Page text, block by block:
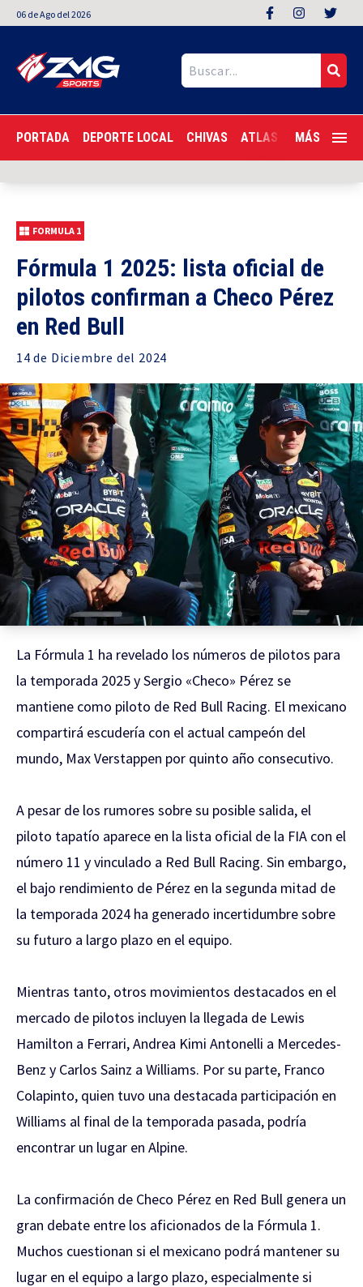
06 deAgo del 2026
PORTADA DEPORTE LOCAL CHIVAS ATLAS LIGA MX
MÁS
FORMULA 1
Fórmula 1 2025: lista oficial de
pilotos confirman a Checo Pérez
en Red Bull
14 de Diciembre del 2024
La Fórmula 1 ha revelado los números de pilotos para
la temporada 2025 y Sergio «Checo» Pérez se
mantiene como piloto de Red Bull Racing. El mexicano
compartirá escudería con el actual campeón del
mundo, Max Verstappen por quinto año consecutivo.
A pesar de los rumores sobre su posible salida, el
piloto tapatío aparece en la lista oficial de la FIA con el
número 11 y vinculado a Red Bull Racing. Sin embargo,
el bajo rendimiento de Pérez en la segunda mitad de
la temporada 2024 ha generado incertidumbre sobre
su futuro a largo plazo en el equipo.
Mientras tanto, otros movimientos destacados en el
mercado de pilotos incluyen la llegada de Lewis
Hamilton a Ferrari, Andrea Kimi Antonelli a Mercedes-
Benz y Carlos Sainz a Williams. Por su parte, Franco
Colapinto, quien tuvo una destacada participación en
Williams al final de la temporada pasada, podría
encontrar un lugar en Alpine.
La confirmación de Checo Pérez en Red Bull genera un
gran debate entre los aficionados de la Fórmula 1.
Muchos cuestionan si el mexicano podrá mantener su
lugar en el equipo a largo plazo, especialmente si